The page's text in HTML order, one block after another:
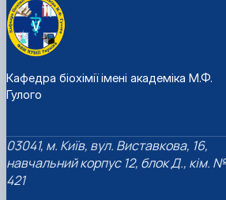
Кафедра біохімії імені академіка М.Ф.
Гулого
03041, м. Київ, вул. Виставкова, 16,
навчальний корпус 12, блок Д., кім. №
421